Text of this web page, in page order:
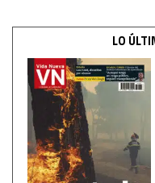
LO
Understand audiences
of data from different
Develop and improve
Use limited data to